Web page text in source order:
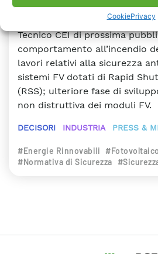
CookiePrivacy
sistemi fotovoltaici (FV). In
suddiviso in tre parti
Tecnico CEI di prossima
comportamento all’incendio
lavori relativi alla sicurezza
sistemi FV dotati di Rapid
(RSS); ulteriore fase di
non distruttiva dei moduli FV.
DECISORI INDUSTRIA PRESS &
#Energie Rinnovabili #Fotovoltaico
#Normativa di Sicurezza